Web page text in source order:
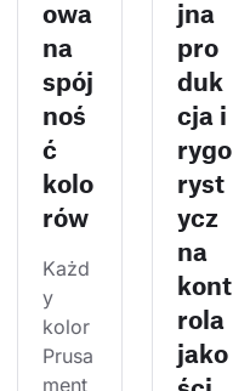
owa
na
spój
noś
ć
kolo
rów
Każd
y
kolor
Prusa
ment
jna
pro
duk
cja i
rygo
ryst
ycz
na
kont
rola
jako